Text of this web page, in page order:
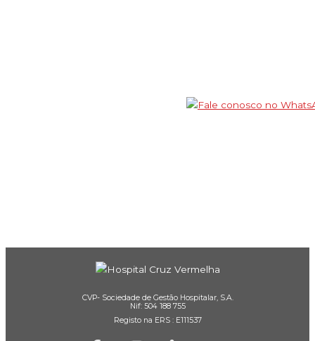
CVP- Sociedade de Gestão Hospitalar, S.A.
Nif: 504 188 755
Registo na ERS : E111537